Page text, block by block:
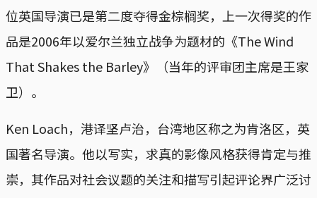
位英国导演已是第二度夺得金棕榈奖，上一次得奖的作
品是2006年以爱尔兰独立战争为题材的《The Wind
That Shakes the Barley》（当年的评审团主席是王家
卫）。
Ken Loach，港译坚卢治，台湾地区称之为肯洛区，英
国著名导演。他以写实，求真的影像风格获得肯定与推
崇，其作品对社会议题的关注和描写引起评论界广泛讨